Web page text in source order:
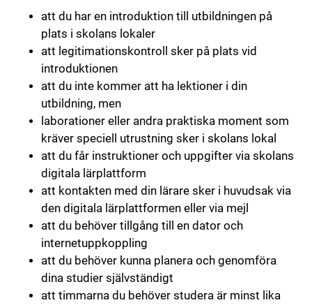
att du har en introduktion till utbildningen på
plats i skolans lokaler
att legitimationskontroll sker på plats vid
introduktionen
att du inte kommer att ha lektioner i din
utbildning, men
laborationer eller andra praktiska moment som
kräver speciell utrustning sker i skolans lokal
att du får instruktioner och uppgifter via skolans
digitala lärplattform
att kontakten med din lärare sker i huvudsak via
den digitala lärplattformen eller via mejl
att du behöver tillgång till en dator och
internetuppkoppling
att du behöver kunna planera och genomföra
dina studier självständigt
att timmarna du behöver studera är minst lika